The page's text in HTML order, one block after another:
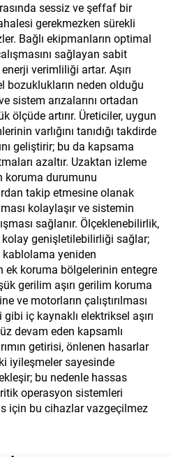
sessiz ve şeffaf bir
gerekmezken sürekli
Bağlı ekipmanların optimal
sağlayan sabit
verimliliği artar. Aşırı
bozuklukların neden olduğu
sistem arızalarını ortadan
ölçüde artırır. Üreticiler, uygun
varlığını tanıdığı takdirde
geliştirir; bu da kapsama
azaltır. Uzaktan izleme
koruma durumunu
takip etmesine olanak
kolaylaşır ve sistemin
sağlanır. Ölçeklenebilirlik,
genişletilebilirliği sağlar;
kablolama yeniden
ek koruma bölgelerinin entegre
gerilim aşırı gerilim koruma
ve motorların çalıştırılması
iç kaynaklı elektriksel aşırı
devam eden kapsamlı
getirisi, önlenen hasarlar
iyileşmeler sayesinde
bu nedenle hassas
operasyon sistemleri
için bu cihazlar vazgeçilmez